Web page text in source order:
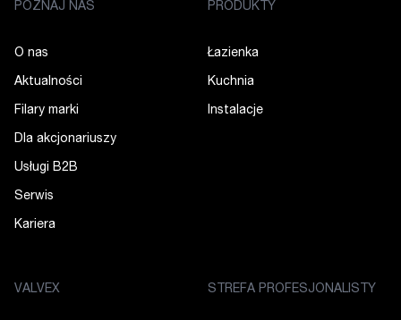
POZNAJ NAS
O nas
Aktualności
Filary marki
Dla akcjonariuszy
Usługi B2B
Serwis
Kariera
PRODUKTY
Łazienka
Kuchnia
Instalacje
VALVEX STREFA PROFESJONALISTY